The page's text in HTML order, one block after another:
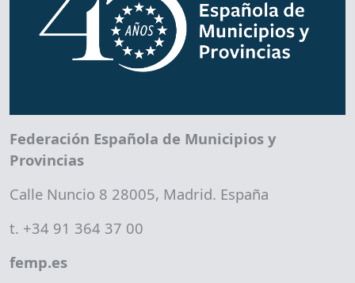
Federación Española de Municipios y
Provincias
Calle Nuncio 8 28005, Madrid. España
t. +34 91 364 37 00
femp.es